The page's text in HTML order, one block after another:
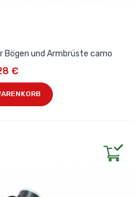
und Armbrüste camo
€